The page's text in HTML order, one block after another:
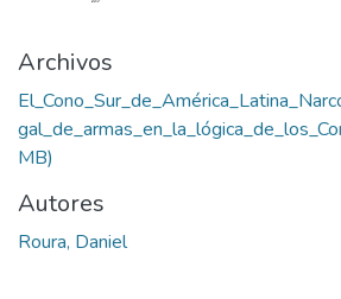
Archivos
MB)
Autores
Roura, Daniel